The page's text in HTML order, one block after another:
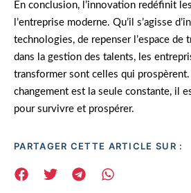
En conclusion, l’innovation redéfinit
l’entreprise moderne. Qu’il s’agisse
technologies, de repenser l’espace de
dans la gestion des talents, les
transformer sont celles qui
changement est la seule constante, il
pour survivre et prospérer.
PARTAGER CETTE ARTICLE SUR :